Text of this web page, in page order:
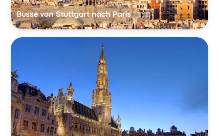
Busse von Stuttgart nach Paris